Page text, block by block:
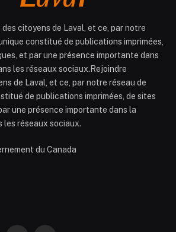
des citoyens de Laval, et ce, par notre
constitué de publications imprimées,
et par une présence importante dans
les réseaux sociaux.Rejoindre
de Laval, et ce, par notre réseau de
de publications imprimées, de sites
une présence importante dans la
les réseaux sociaux.
du Canada